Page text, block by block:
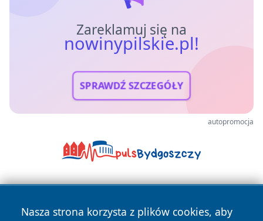
Zareklamuj się na
nowinypilskie.pl!
SPRAWDŹ SZCZEGÓŁY
autopromocja
Nasza strona korzysta z plików cookies, aby